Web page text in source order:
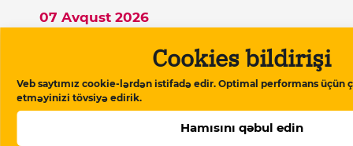
Cookies bildirişi
Veb saytımız cookie-lərdən istifadə edir. Optimal performans üçün
etməyinizi tövsiyə edirik.
Hamısını qəbul edin
“Azərbaycan ərzaq inflyasiyasında
Rusiyadan yüksək dərəcədə asılıdır”
07 Avqust 2026
Bəhruz Həsənli Ukraynada yenidən
07 Avqust 2026